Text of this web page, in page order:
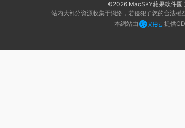
©2026 MacSKY蘋果軟件園
站内大部分資源收集于網絡，若侵犯了您的合法
本網站由
提供